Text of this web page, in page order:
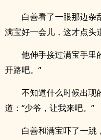
白善看了一眼那边杂
满宝好一会儿，这才点头
他伸手接过满宝手里
开路吧。”
不知道什么时候出现
道：“少爷，让我来吧。”
白善和满宝吓了一跳